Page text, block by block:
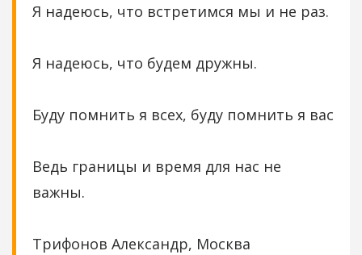
Я надеюсь, что встретимся мы и не раз.
Я надеюсь, что будем дружны.
Буду помнить я всех, буду помнить я вас
Ведь границы и время для нас не
важны.
Трифонов Александр, Москва